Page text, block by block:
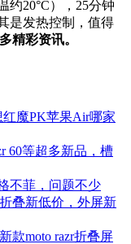
约20°C），25分钟
是发热控制，值得
精彩资讯。
魔PK苹果Air哪家
60等超多新品，槽
不菲，问题不少
叠新低价，外屏新
款moto razr折叠屏